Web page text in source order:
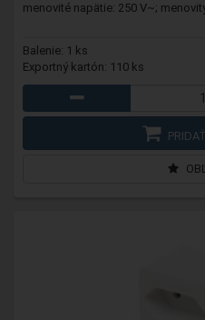
menovité napätie: 250 V~;
Balenie: 1 ks
Exportný kartón: 110 ks